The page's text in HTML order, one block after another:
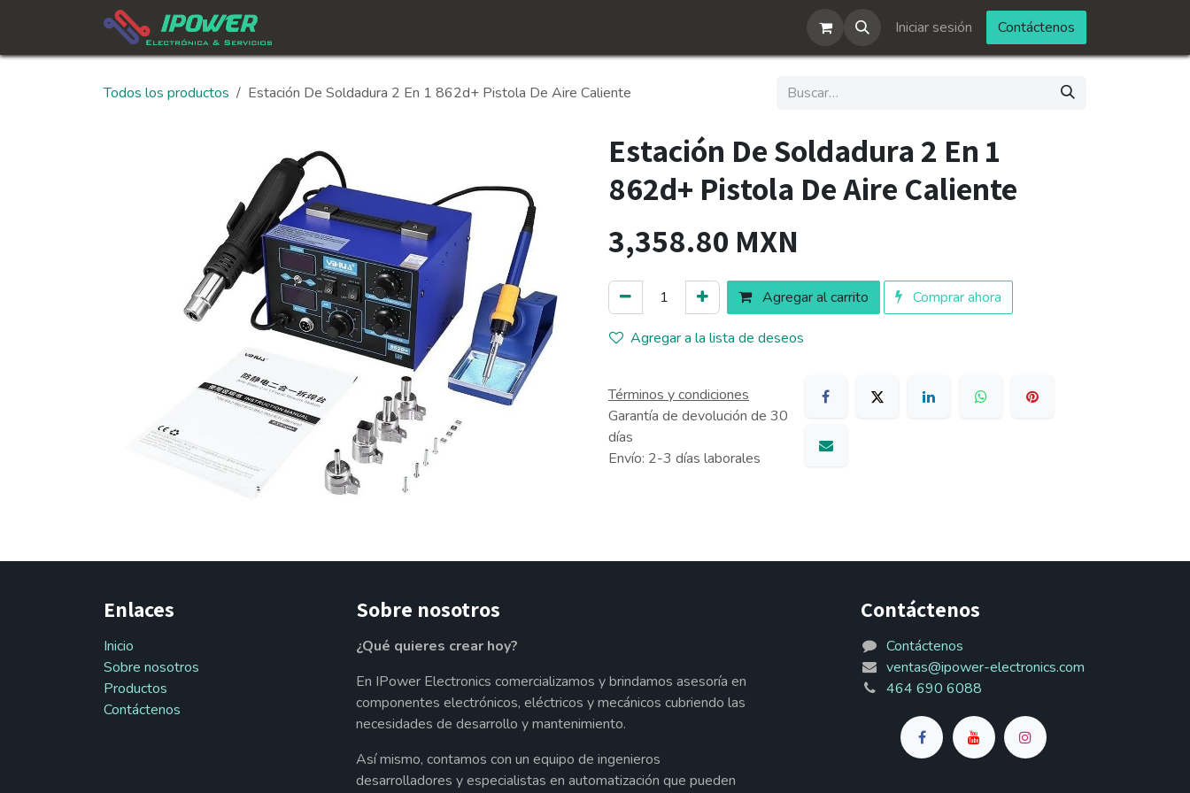
Iniciar sesión Contáctenos
Todos los productos Estación De Soldadura 2 En 1 862d+ Pistola De Aire Caliente
Estación De Soldadura 2 En 1
862d+ Pistola De Aire Caliente
3,358.80 MXN
Agregar al carrito Comprar ahora
Agregar a la lista de deseos
Términos y condiciones
Garantía de devolución de 30
días
Envío: 2-3 días laborales
Enlaces
Inicio
Sobre nosotros
Productos
Contáctenos
Sobre nosotros
¿Qué quieres crear hoy?
En IPower Electronics comercializamos y brindamos asesoría en
componentes electrónicos, eléctricos y mecánicos cubriendo las
necesidades de desarrollo y mantenimiento.
Así mismo, contamos con un equipo de ingenieros
desarrolladores y especialistas en automatización que pueden
Contáctenos
Contáctenos
ventas@ipower-electronics.com
464 690 6088